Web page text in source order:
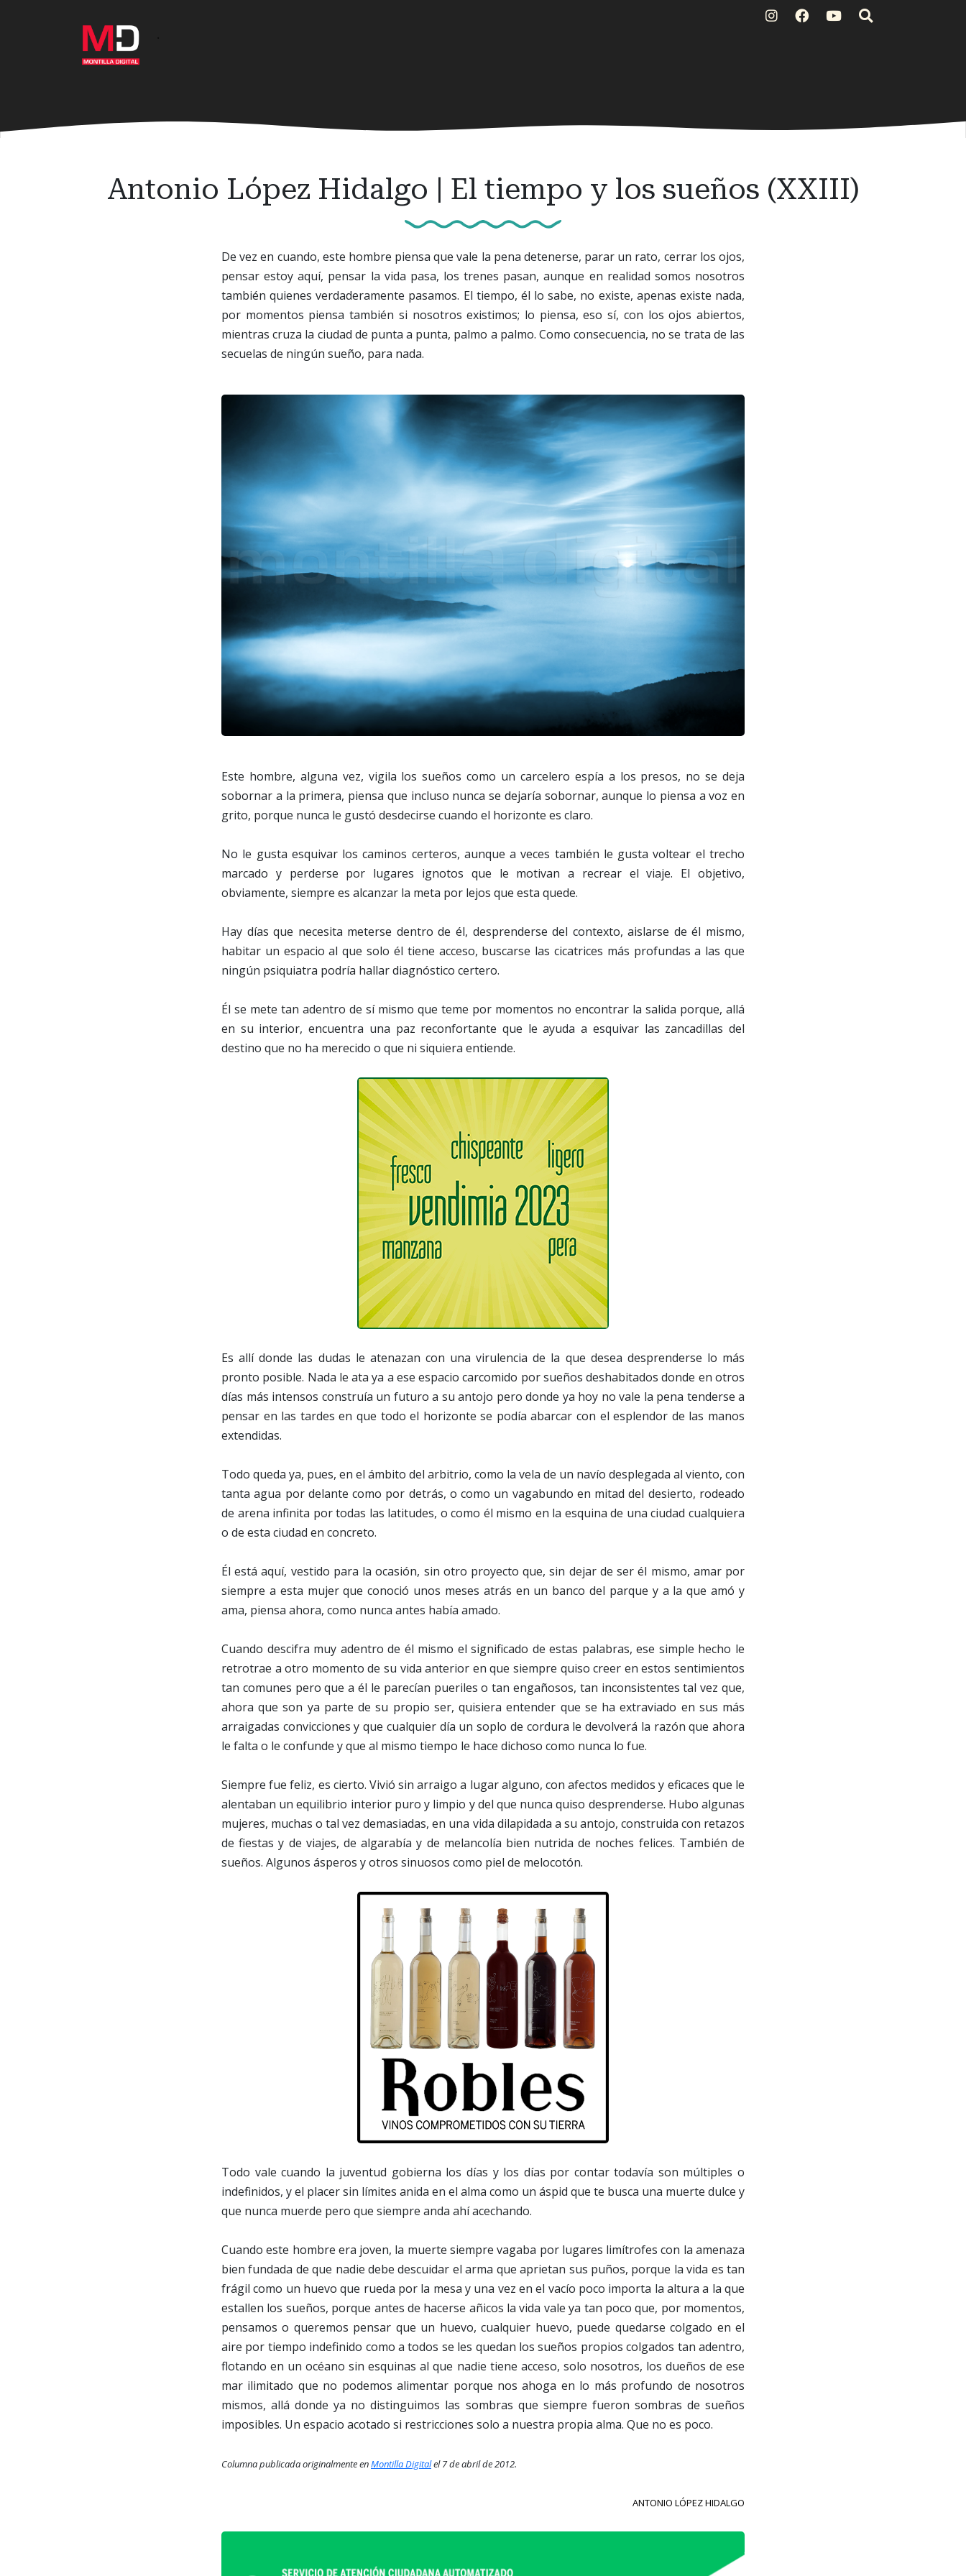
Antonio López Hidalgo | El tiempo y los sueños (XXIII)
De vez en cuando, este hombre piensa que vale la pena detenerse, parar un rato, cerrar los ojos,
pensar estoy aquí, pensar la vida pasa, los trenes pasan, aunque en realidad somos nosotros
también quienes verdaderamente pasamos. El tiempo, él lo sabe, no existe, apenas existe nada,
por momentos piensa también si nosotros existimos; lo piensa, eso sí, con los ojos abiertos,
mientras cruza la ciudad de punta a punta, palmo a palmo. Como consecuencia, no se trata de las
secuelas de ningún sueño, para nada.
Este hombre, alguna vez, vigila los sueños como un carcelero espía a los presos, no se deja
sobornar a la primera, piensa que incluso nunca se dejaría sobornar, aunque lo piensa a voz en
grito, porque nunca le gustó desdecirse cuando el horizonte es claro.
No le gusta esquivar los caminos certeros, aunque a veces también le gusta voltear el trecho
marcado y perderse por lugares ignotos que le motivan a recrear el viaje. El objetivo,
obviamente, siempre es alcanzar la meta por lejos que esta quede.
Hay días que necesita meterse dentro de él, desprenderse del contexto, aislarse de él mismo,
habitar un espacio al que solo él tiene acceso, buscarse las cicatrices más profundas a las que
ningún psiquiatra podría hallar diagnóstico certero.
Él se mete tan adentro de sí mismo que teme por momentos no encontrar la salida porque, allá
en su interior, encuentra una paz reconfortante que le ayuda a esquivar las zancadillas del
destino que no ha merecido o que ni siquiera entiende.
Es allí donde las dudas le atenazan con una virulencia de la que desea desprenderse lo más
pronto posible. Nada le ata ya a ese espacio carcomido por sueños deshabitados donde en otros
días más intensos construía un futuro a su antojo pero donde ya hoy no vale la pena tenderse a
pensar en las tardes en que todo el horizonte se podía abarcar con el esplendor de las manos
extendidas.
Todo queda ya, pues, en el ámbito del arbitrio, como la vela de un navío desplegada al viento, con
tanta agua por delante como por detrás, o como un vagabundo en mitad del desierto, rodeado
de arena infinita por todas las latitudes, o como él mismo en la esquina de una ciudad cualquiera
o de esta ciudad en concreto.
Él está aquí, vestido para la ocasión, sin otro proyecto que, sin dejar de ser él mismo, amar por
siempre a esta mujer que conoció unos meses atrás en un banco del parque y a la que amó y
ama, piensa ahora, como nunca antes había amado.
Cuando descifra muy adentro de él mismo el significado de estas palabras, ese simple hecho le
retrotrae a otro momento de su vida anterior en que siempre quiso creer en estos sentimientos
tan comunes pero que a él le parecían pueriles o tan engañosos, tan inconsistentes tal vez que,
ahora que son ya parte de su propio ser, quisiera entender que se ha extraviado en sus más
arraigadas convicciones y que cualquier día un soplo de cordura le devolverá la razón que ahora
le falta o le confunde y que al mismo tiempo le hace dichoso como nunca lo fue.
Siempre fue feliz, es cierto. Vivió sin arraigo a lugar alguno, con afectos medidos y eficaces que le
alentaban un equilibrio interior puro y limpio y del que nunca quiso desprenderse. Hubo algunas
mujeres, muchas o tal vez demasiadas, en una vida dilapidada a su antojo, construida con retazos
de fiestas y de viajes, de algarabía y de melancolía bien nutrida de noches felices. También de
sueños. Algunos ásperos y otros sinuosos como piel de melocotón.
Todo vale cuando la juventud gobierna los días y los días por contar todavía son múltiples o
indefinidos, y el placer sin límites anida en el alma como un áspid que te busca una muerte dulce y
que nunca muerde pero que siempre anda ahí acechando.
Cuando este hombre era joven, la muerte siempre vagaba por lugares limítrofes con la amenaza
bien fundada de que nadie debe descuidar el arma que aprietan sus puños, porque la vida es tan
frágil como un huevo que rueda por la mesa y una vez en el vacío poco importa la altura a la que
estallen los sueños, porque antes de hacerse añicos la vida vale ya tan poco que, por momentos,
pensamos o queremos pensar que un huevo, cualquier huevo, puede quedarse colgado en el
aire por tiempo indefinido como a todos se les quedan los sueños propios colgados tan adentro,
flotando en un océano sin esquinas al que nadie tiene acceso, solo nosotros, los dueños de ese
mar ilimitado que no podemos alimentar porque nos ahoga en lo más profundo de nosotros
mismos, allá donde ya no distinguimos las sombras que siempre fueron sombras de sueños
imposibles. Un espacio acotado si restricciones solo a nuestra propia alma. Que no es poco.
Columna publicada originalmente enMontilla Digitalel 7 de abril de 2012.
ANTONIO LÓPEZ HIDALGO